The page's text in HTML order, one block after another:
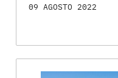
09 AGOSTO 2022